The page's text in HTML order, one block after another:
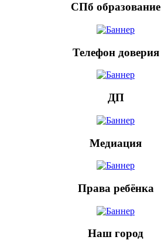
СПб образование
Телефон доверия
ДП
Медиация
Права ребёнка
Наш город